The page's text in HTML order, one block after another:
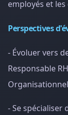
employés et
Perspectives
- Évoluer vers
Responsable
- Se spécialiser